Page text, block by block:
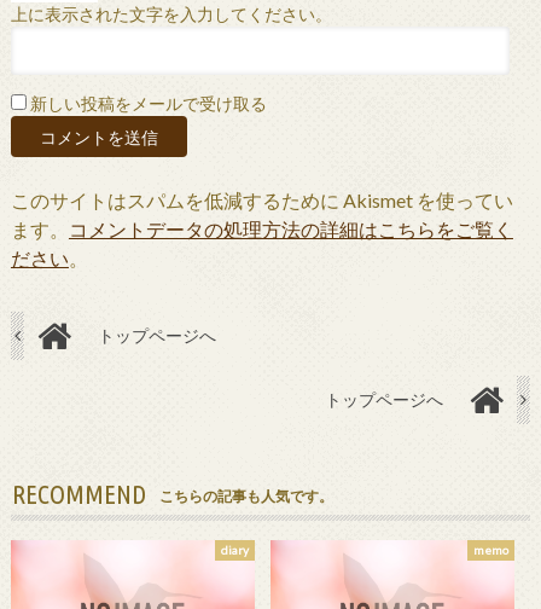
上に表示された文字を入力してください。
新しい投稿をメールで受け取る
このサイトはスパムを低減するために Akismet を使ってい
ます。
コメントデータの処理方法の詳細はこちらをご覧く
ださい。
トップページへ
トップページへ
RECOMMEND こちらの記事も人気です。
diary memo